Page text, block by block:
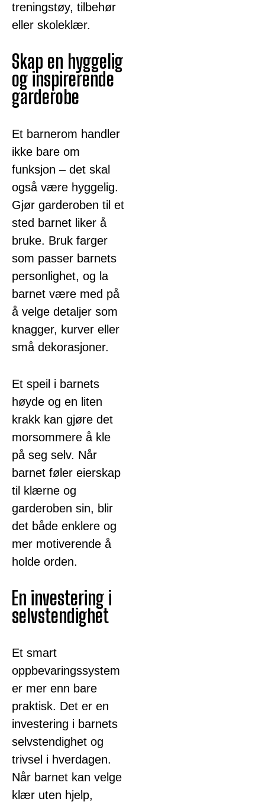
treningstøy, tilbehør
eller skoleklær.
Skap en hyggelig
og inspirerende
garderobe
Et barnerom handler
ikke bare om
funksjon – det skal
også være hyggelig.
Gjør garderoben til et
sted barnet liker å
bruke. Bruk farger
som passer barnets
personlighet, og la
barnet være med på
å velge detaljer som
knagger, kurver eller
små dekorasjoner.
Et speil i barnets
høyde og en liten
krakk kan gjøre det
morsommere å kle
på seg selv. Når
barnet føler eierskap
til klærne og
garderoben sin, blir
det både enklere og
mer motiverende å
holde orden.
En investering i
selvstendighet
Et smart
oppbevaringssystem
er mer enn bare
praktisk. Det er en
investering i barnets
selvstendighet og
trivsel i hverdagen.
Når barnet kan velge
klær uten hjelp,